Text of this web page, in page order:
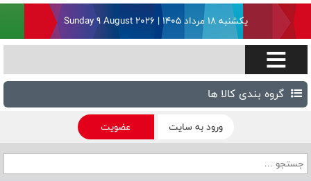
یکشنبه ۱۸ مرداد ۱۴۰۵ | Sunday 9 August 2026
گروه بندی کالا ها
ورود به سایت عضویت